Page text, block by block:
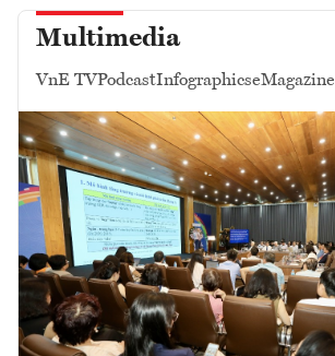
Multimedia
VnE TVPodcastInfographicseMagazine